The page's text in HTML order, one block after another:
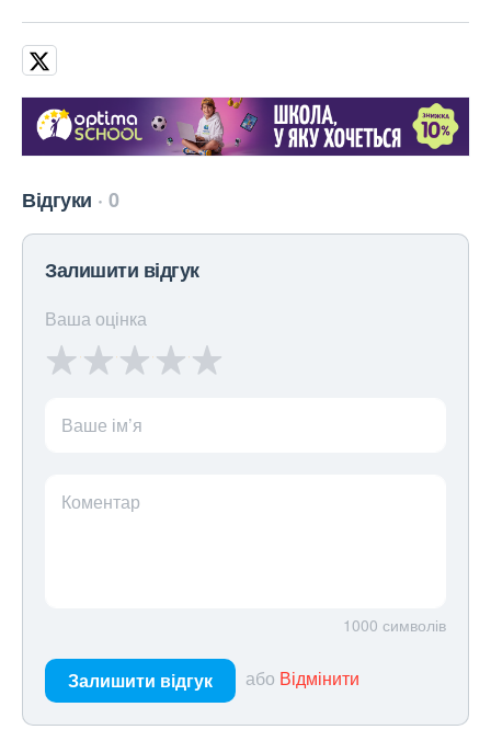
Відгуки 0
Залишити відгук
Ваша оцінка
Ваше ім’я
Коментар
1000 символів
Залишити відгук або Відмінити